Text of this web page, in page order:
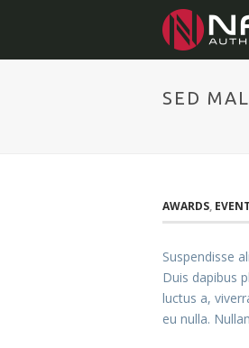
SED
AWARDS,
Suspendisse
Duis dapibus
luctus a,
eu nulla.